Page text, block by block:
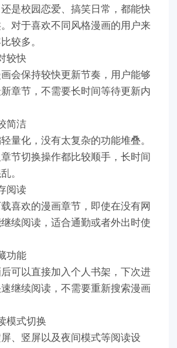
是校园恋爱、搞笑日常，都能快
对于喜欢不同风格漫画的用户来
较多。
较快
会保持较快更新节奏，用户能够
章节，不需要长时间等待更新内
简洁
量化，没有太复杂的功能堆叠。
节切换操作都比较顺手，长时间
。
阅读
喜欢的漫画章节，即使在没有网
续阅读，适合通勤或者外出时使
功能
可以直接加入个人书架，下次进
继续阅读，不需要重新搜索漫画
模式切换
、竖屏以及夜间模式等阅读设